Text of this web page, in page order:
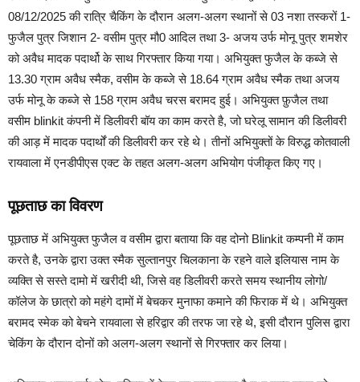
08/12/2025 की रात्रि चैकिंग के दौरान अलग-अलग स्थानों से 03 नशा तस्करों 1-
फुजैल पुत्र जिशान 2- वसीम पुत्र मौ0 आदिल तथा 3- अजय उर्फ मोनू पुत्र शमशेर
को अवैध मादक पदार्थो के साथ गिरफ्तार किया गया। अभियुक्त फुजैल के कब्जे से
13.30 ग्राम अवैध स्मैक, वसीम के कब्जे से 18.64 ग्राम अवैध स्मैक तथा अजय
उर्फ मोनू के कब्जे से 158 ग्राम अवैध चरस बरामद हुई। अभियुक्त फ़ुजैल तथा
वसीम blinkit कंपनी में डिलीवरी बॉय का काम करते है, जो घरेलू सामान की डिलीवरी
की आड़ में मादक पदार्थों की डिलीवरी कर रहे थे। तीनों अभियुक्तों के विरुद्ध कोतवाली
रायवाला में एनडीपीएस एक्ट के तहत अलग-अलग अभियोग पंजीकृत किए गए।
पूछताछ का विवरण
पूछताछ में अभियुक्त फुजैल व वसीम द्वारा बताया कि वह दोनो Blinkit कम्पनी में काम
करते है, उनके द्वारा उक्त स्मैक सुल्तानपुर चिलकाना के रहने वाले इलियास नाम के
व्यक्ति से सस्ते दामो में खरीदी थी, जिसे वह डिलीवरी करते समय स्थानीय लोगो/
कॉलेज के छात्रो को महंगे दामों में बेचकर मुनाफा कमाने की फिराक में थे। अभियुक्त
बरामद स्मेक को बेचने रायवाला से हरिद्वार की तरफ जा रहे थे, इसी दौरान पुलिस द्वारा
चेकिंग के दौरान दोनों को अलग-अलग स्थानों से गिरफ्तार कर लिया।